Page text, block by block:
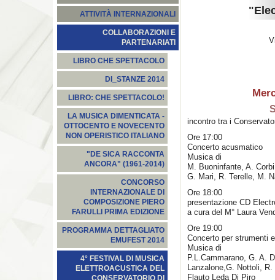
ATTIVITÀ INTERNAZIONALI
COLLABORAZIONI E
PARTENARIATI
LIBRO CHE SPETTACOLO
DI_STANZE 2014
LIBRO: CHE SPETTACOLO!
LA MUSICA DIMENTICATA -
OTTOCENTO E NOVECENTO
NON OPERISTICO ITALIANO
"DE SICA RACCONTA
ANCORA" (1961-2014)
CONCORSO
INTERNAZIONALE DI
COMPOSIZIONE PIERO
FARULLI PRIMA EDIZIONE
PROGRAMMA DETTAGLIATO
EMUFEST 2014
4° FESTIVAL DI MUSICA
ELETTROACUSTICA DEL
CONSERVATORIO DI
incontro tra i
Ore 17:00
Concerto acusmatico
Musica di
M. Buoninfante, A.
G. Mari, R. Terelle, M.
Ore 18:00
presentazione CD
a cura del M° Laura
Ore 19:00
Concerto per strumenti
Musica di
P.L.Cammarano, G. A.
Lanzalone,G. Nottoli,
Flauto Leda Di Piro